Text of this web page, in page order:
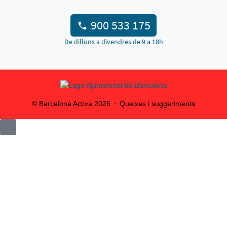
900 533 175
De dilluns a divendres de 9 a 18h
© Barcelona Activa 2026 Queixes i suggeriments